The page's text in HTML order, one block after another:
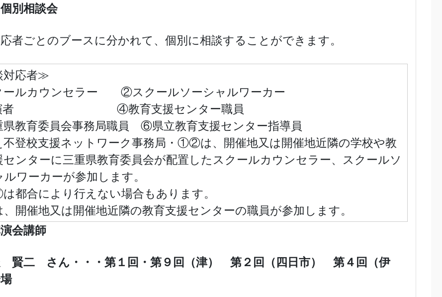
個別相談会
者ごとのブースに分かれて、個別に相談することができます。
応者≫
ルカウンセラー ②スクールソーシャルワーカー
者 ④教育支援センター職員
教育委員会事務局職員 ⑥県立教育支援センター指導員
登校支援ネットワーク事務局・①②は、開催地又は開催地近隣の学校や教
センターに三重県教育委員会が配置したスクールカウンセラー、スクールソ
ルワーカーが参加します。
都合により行えない場合もあります。
、開催地又は開催地近隣の教育支援センターの職員が参加します。
会講師
賢二 さん・・・第１回・第９回（津） 第２回（四日市） 第４回（伊